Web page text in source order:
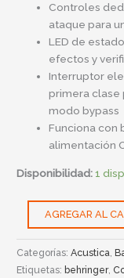
Controles
ataque para
LED de
efectos y
Interruptor
primera clase
modo bypass
Funciona con
alimentación
Disponibilidad:1
AGREGAR AL
Categorías:Acustica ,
Etiquetas:behringer,